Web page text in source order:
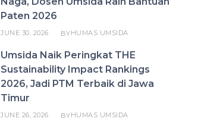
Paten 2026
JUNE 30, 2026 BYHUMAS UMSIDA
Umsida Naik Peringkat THE
Sustainability Impact Rankings
2026, Jadi PTM Terbaik di Jawa
Timur
JUNE 26, 2026 BYHUMAS UMSIDA